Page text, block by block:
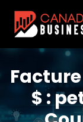
$ :